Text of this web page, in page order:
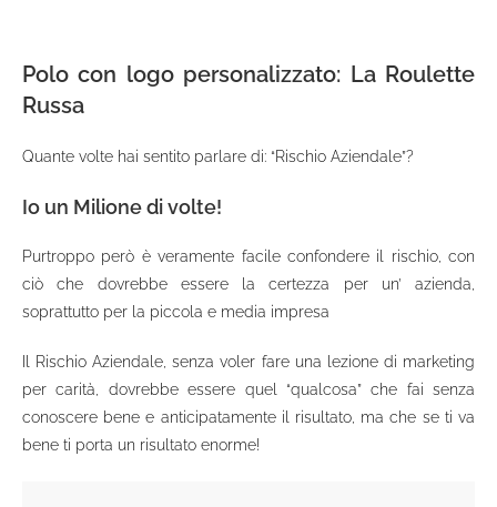
Polo con logo personalizzato: La Roulette
Russa
Quante volte hai sentito parlare di: “Rischio Aziendale”?
Io un Milione di volte!
Purtroppo però è veramente facile confondere il rischio, con
ciò che dovrebbe essere la certezza per un’ azienda,
soprattutto per la piccola e media impresa
Il Rischio Aziendale, senza voler fare una lezione di marketing
per carità, dovrebbe essere quel “qualcosa” che fai senza
conoscere bene e anticipatamente il risultato, ma che se ti va
bene ti porta un risultato enorme!